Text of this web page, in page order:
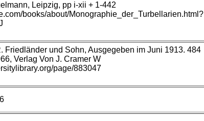
Leipzig, pp i-xii + 1-442
books/about/Monographie_der_Turbellarien.html?
Friedländer und Sohn, Ausgegeben im Juni 1913. 484
Verlag Von J. Cramer W
page/883047